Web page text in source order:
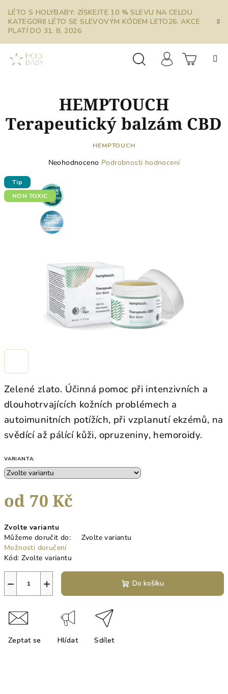
obsah
LÉTO S HOLYBABY: ZÍSKEJTE 10 % SLEVU NA CELOU
KATEGORII LÉTO SE SLEVOVÝM KÓDEM LETO26. AKCE
PLATÍ DO 31. 8. 2026
Zelené zlato. Účinná pomoc při intenzivních a
dlouhotrvajících kožních problémech a
autoimunitních potížích, při vzplanutí ekzémů, na
svědící až pálící kůži, opruzeniny, hemoroidy.
VARIANTA:
od 70 Kč
cena:
Zvolte variantu
Můžeme doručit do:
Zvolte variantu
Možnosti doručení
Kód: Zvolte variantu
+
− Do košíku
Zeptat se Hlídat Sdílet
HEMPTOUCH
Terapeutický balzám CBD
HEMPTOUCH
Průměrné
produktu
je
0,0
z
5
hvězdiček.
Neohodnoceno Podrobnosti hodnocení
Tip
NON TOXIC